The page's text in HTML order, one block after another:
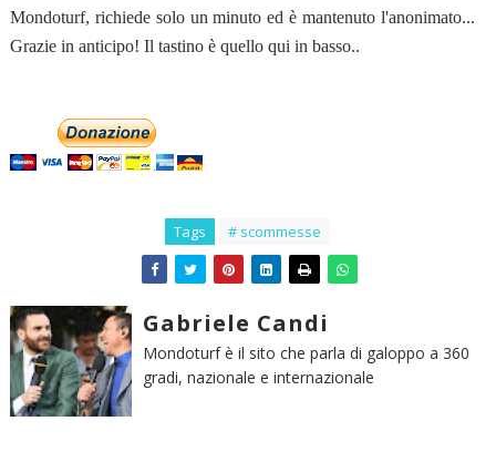
Mondoturf, richiede solo un minuto ed è mantenuto l'anonimato...
Grazie in anticipo! Il tastino è quello qui in basso..
Tags # scommesse
Gabriele Candi
Mondoturf è il sito che parla di galoppo a 360
gradi, nazionale e internazionale